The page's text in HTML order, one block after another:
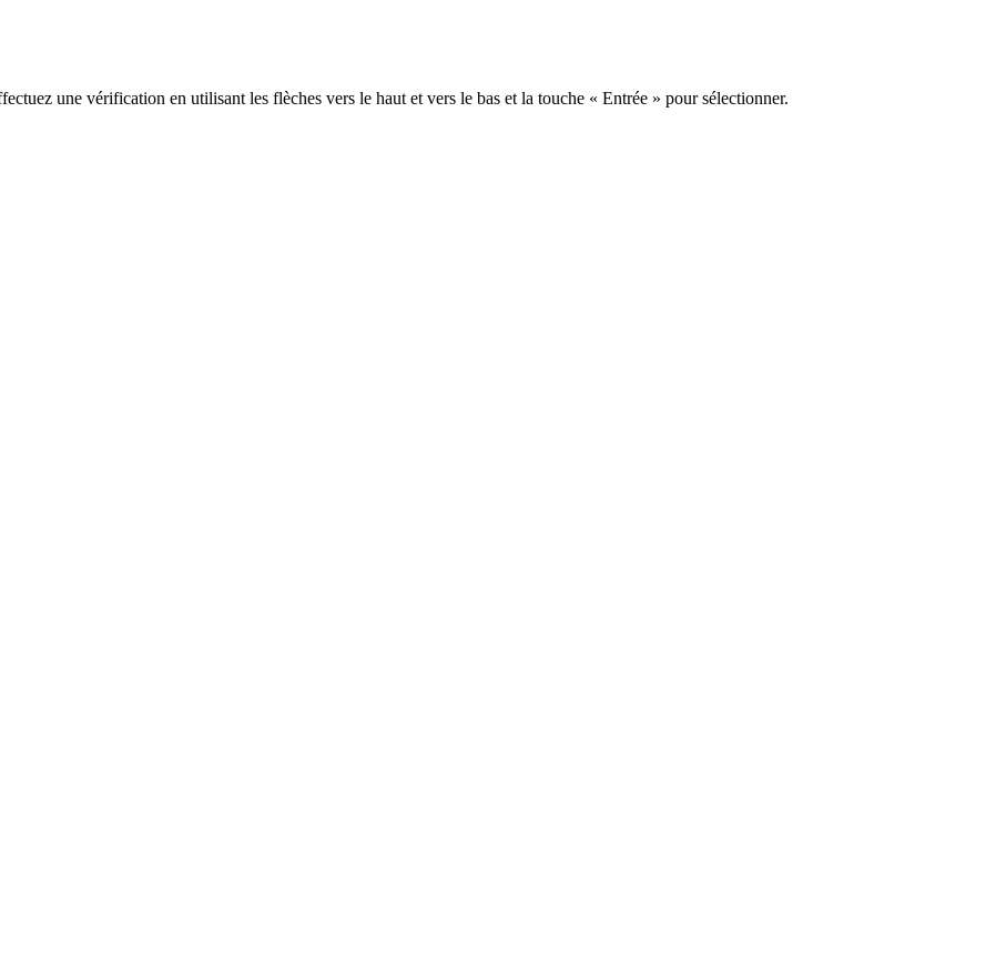
une vérification en utilisant les flèches vers le haut et vers le bas et la touche « Entrée » pour sélectionner.